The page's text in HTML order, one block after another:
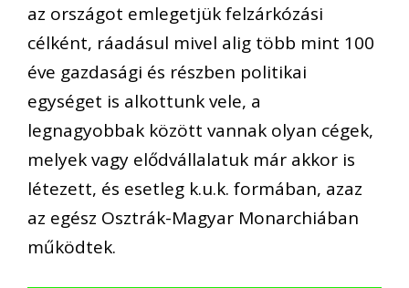
az országot emlegetjük felzárkózási
célként, ráadásul mivel alig több mint 100
éve gazdasági és részben politikai
egységet is alkottunk vele, a
legnagyobbak között vannak olyan cégek,
melyek vagy elődvállalatuk már akkor is
létezett, és esetleg k.u.k. formában, azaz
az egész Osztrák-Magyar Monarchiában
működtek.